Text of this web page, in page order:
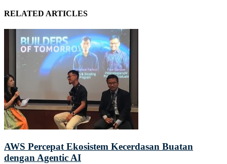
RELATED ARTICLES
AWS Percepat Ekosistem Kecerdasan Buatan
dengan Agentic AI